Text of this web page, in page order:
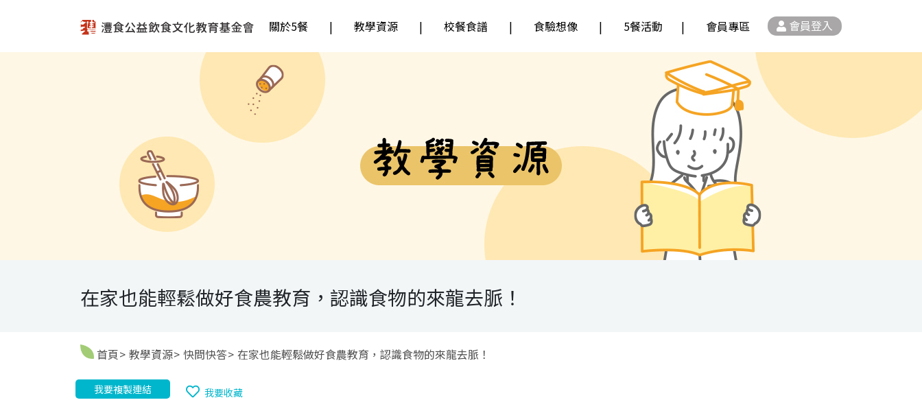
關於5餐 教學資源 校餐食譜 食驗想像 5餐活動 會員專區 會員登入
在家也能輕鬆做好食農教育，認識食物的來龍去脈！
首頁 教學資源 快問快答 在家也能輕鬆做好食農教育，認識食物的來龍去脈！
我要複製連結 我要收藏